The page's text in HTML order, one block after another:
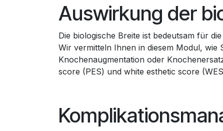
Auswirkung der
Die biologische Breite ist bedeutsam für
Wir vermitteln Ihnen in diesem Modul, wie
Knochenaugmentation oder
score (PES) und white esthetic score